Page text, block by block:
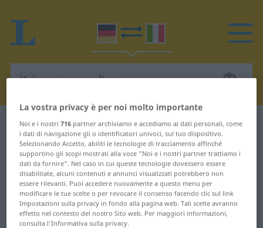
Dizionario Tedesco-Italiano Krümmungsradius
Traduzione Tedesco-Italiano per
"Krümmungsradius"
"Krümmungsradius" traduzione
Italiano
La vostra privacy è per noi molto importante
Noi e i nostri716 partner archiviamo e accediamo ai dati personali, come
i dati di navigazione gli o identificatori univoci, sul tuo dispositivo.
Selezionando Accetto, abiliti le tecnologie di tracciamento affinché
supportino gli scopi mostrati alla voce "Noi e i nostri partner trattiamo i
dati da fornire". Nel caso in cui queste tecnologie dovessero essere
disabilitate, alcuni contenuti e annunci visualizzati potrebbero non
essere rilevanti. Puoi accedere nuovamente a questo menu per
modificare le tue scelte o per revocare il consenso facendo clic sul link
Impostazioni sulla privacy in fondo alla pagina web. Tali scelte avranno
effetto nel contesto del nostro Sito web. Per maggiori informazioni,
consulta l'Informativa sulla privacy.